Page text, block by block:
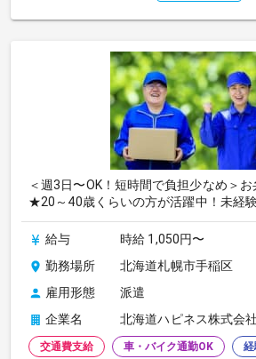
＜週3日〜OK！短時間で負担少なめ＞
★20～40歳くらいの方が活躍中！未経験
給与
時給 1,050円〜
勤務場所
北海道札幌市手稲区
雇用形態
派遣
企業名
北海道ハピネス株式会社
交通費支給 車・バイク通勤OK 経